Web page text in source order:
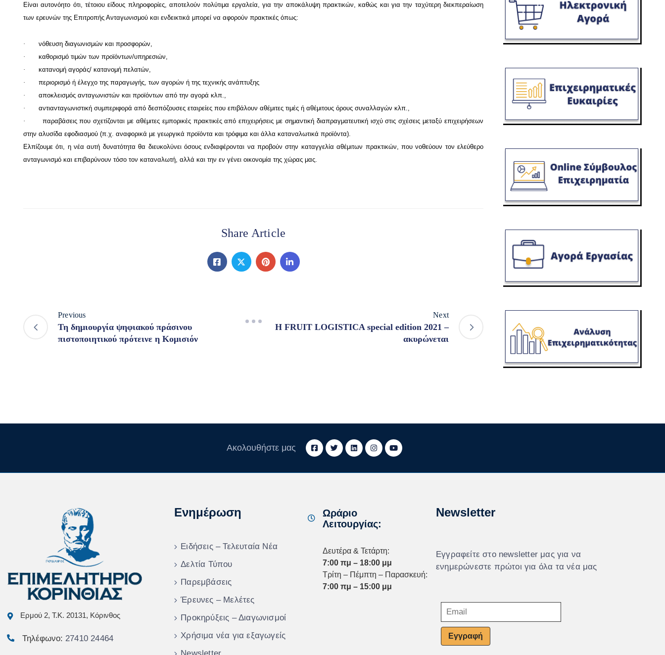
Είναι αυτονόητο ότι, τέτοιου είδους πληροφορίες, αποτελούν πολύτιμα εργαλεία, για την αποκάλυψη πρακτικών, καθώς και για την ταχύτερη διεκπεραίωση
των ερευνών της Επιτροπής Ανταγωνισμού και ενδεικτικά μπορεί να αφορούν πρακτικές όπως:
·
νόθευση διαγωνισμών και προσφορών,
·
καθορισμό τιμών των προϊόντων/υπηρεσιών,
·
κατανομή αγοράς/ κατανομή πελατών,
·
περιορισμό ή έλεγχο της παραγωγής, των αγορών ή της τεχνικής ανάπτυξης
·
αποκλεισμός ανταγωνιστών και προϊόντων από την αγορά κλπ.,
·
αντιανταγωνιστική συμπεριφορά από δεσπόζουσες εταιρείες που επιβάλουν αθέμιτες τιμές ή αθέμιτους όρους συναλλαγών κλπ.,
·
παραβάσεις που σχετίζονται με αθέμιτες εμπορικές πρακτικές από επιχειρήσεις με σημαντική διαπραγματευτική ισχύ στις σχέσεις μεταξύ επιχειρήσεων
στην αλυσίδα εφοδιασμού (π.χ. αναφορικά με γεωργικά προϊόντα και τρόφιμα και άλλα καταναλωτικά προϊόντα).
Ελπίζουμε ότι, η νέα αυτή δυνατότητα θα διευκολύνει όσους ενδιαφέρονται να προβούν στην καταγγελία αθέμιτων πρακτικών, που νοθεύουν τον ελεύθερο
ανταγωνισμό και επιβαρύνουν τόσο τον καταναλωτή, αλλά και την εν γένει οικονομία της χώρας μας.
Share Article
Previous
Τη δημιουργία ψηφιακού πράσινου
πιστοποιητικού πρότεινε η Κομισιόν
Next
H FRUIT LOGISTICA special edition 2021 –
ακυρώνεται
Ακολουθήστε μας
Ερμού 2, Τ.Κ. 20131, Κόρινθος
Τηλέφωνο: 27410 24464
Ενημέρωση
Ειδήσεις – Τελευταία Νέα
Δελτία Τύπου
Παρεμβάσεις
Έρευνες – Μελέτες
Προκηρύξεις – Διαγωνισμοί
Χρήσιμα νέα για εξαγωγείς
Ωράριο
Λειτουργίας:
Δευτέρα & Τετάρτη:
7:00 πμ – 18:00 μμ
Τρίτη – Πέμπτη – Παρασκευή:
7:00 πμ – 15:00 μμ
Newsletter
Εγγραφείτε στο newsletter μας για να
ενημερώνεστε πρώτοι για όλα τα νέα μας
Εγγραφή